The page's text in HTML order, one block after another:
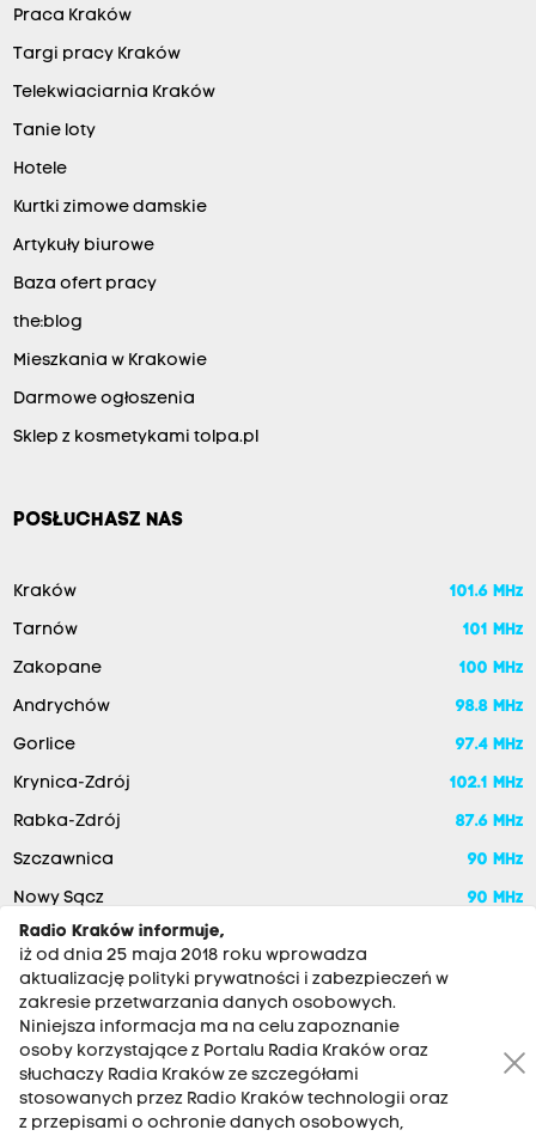
Praca Kraków
Targi pracy Kraków
Telekwiaciarnia Kraków
Tanie loty
Hotele
Kurtki zimowe damskie
Artykuły biurowe
Baza ofert pracy
the:blog
Mieszkania w Krakowie
Darmowe ogłoszenia
Sklep z kosmetykami tolpa.pl
POSŁUCHASZ NAS
Kraków 101.6 MHz
Tarnów 101 MHz
Zakopane 100 MHz
Andrychów 98.8 MHz
Gorlice 97.4 MHz
Krynica-Zdrój 102.1 MHz
Rabka-Zdrój 87.6 MHz
Szczawnica 90 MHz
Nowy Sącz 90 MHz
RADIO KRAKÓW SA. Aleja Juliusza Słowackiego 22, 30-007
Radio Kraków informuje,
iż od dnia 25 maja 2018 roku wprowadza
aktualizację polityki prywatności i zabezpieczeń w
zakresie przetwarzania danych osobowych.
Niniejsza informacja ma na celu zapoznanie
osoby korzystające z Portalu Radia Kraków oraz
słuchaczy Radia Kraków ze szczegółami
stosowanych przez Radio Kraków technologii oraz
z przepisami o ochronie danych osobowych,